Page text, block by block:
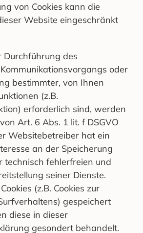
von Cookies kann die
Website eingeschränkt
Durchführung des
oder
bestimmter, von Ihnen
(z.B.
erforderlich sind, werden
Art. 6 Abs. 1 lit. f DSGVO
Websitebetreiber hat ein
an der Speicherung
technisch fehlerfreien und
seiner Dienste.
(z.B. Cookies zur
gespeichert
diese in dieser
gesondert behandelt.